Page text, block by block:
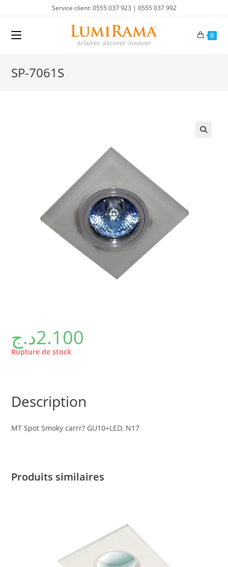
content
Service client: 0555 037 923 | 0555 037 992
0
SP-7061S
2.100د.ج
Rupture de stock
Description
MT Spot Smoky carrr? GU10+LED, N17
Produits similaires